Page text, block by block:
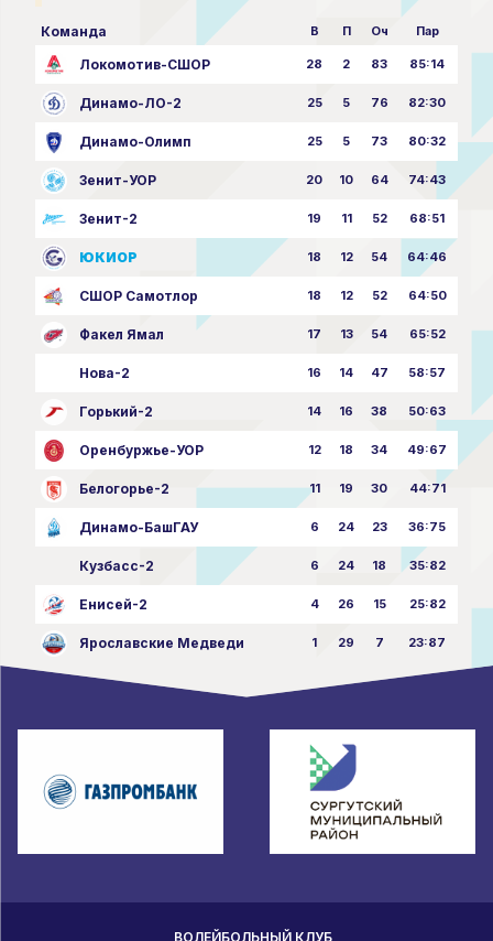
Команда В П Оч Пар
Локомотив-СШОР 28 2 83 85:14
Динамо-ЛО-2 25 5 76 82:30
Динамо-Олимп 25 5 73 80:32
Зенит-УОР 20 10 64 74:43
Зенит-2 19 11 52 68:51
ЮКИОР 18 12 54 64:46
СШОР Самотлор 18 12 52 64:50
Факел Ямал 17 13 54 65:52
Нова-2 16 14 47 58:57
Горький-2 14 16 38 50:63
Оренбуржье-УОР 12 18 34 49:67
Белогорье-2 11 19 30 44:71
Динамо-БашГАУ 6 24 23 36:75
Кузбасс-2 6 24 18 35:82
Енисей-2 4 26 15 25:82
Ярославские Медведи 1 29 7 23:87
ВОЛЕЙБОЛЬНЫЙ КЛУБ